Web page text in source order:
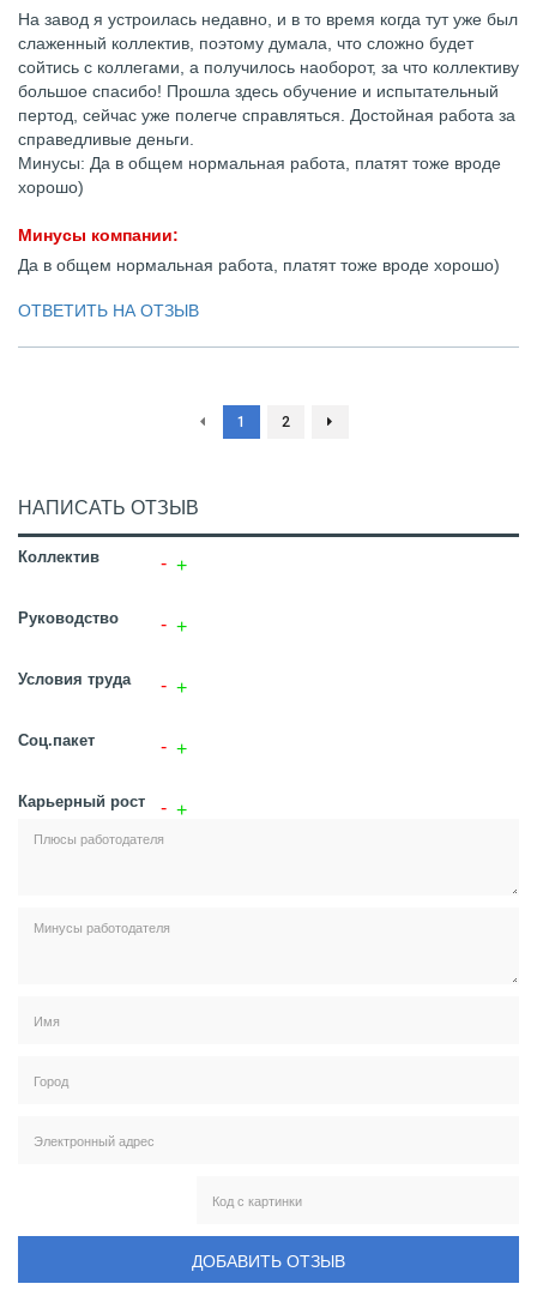
На завод я устроилась недавно, и в то время когда тут уже был
слаженный коллектив, поэтому думала, что сложно будет
сойтись с коллегами, а получилось наоборот, за что коллективу
большое спасибо! Прошла здесь обучение и испытательный
пертод, сейчас уже полегче справляться. Достойная работа за
справедливые деньги.
Минусы: Да в общем нормальная работа, платят тоже вроде
хорошо)
Минусы компании:
Да в общем нормальная работа, платят тоже вроде хорошо)
ОТВЕТИТЬ НА ОТЗЫВ
1 2
НАПИСАТЬ ОТЗЫВ
Коллектив
Руководство
Условия труда
Соц.пакет
Карьерный рост
ДОБАВИТЬ ОТЗЫВ